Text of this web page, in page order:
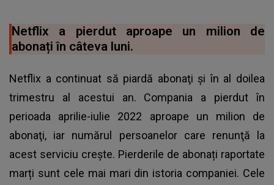
Netflix a pierdut aproape un milion de
abonați în câteva luni.
Netflix a continuat să piardă abonaţi şi în al doilea
trimestru al acestui an. Compania a pierdut în
perioada aprilie-iulie 2022 aproape un milion de
abonaţi, iar numărul persoanelor care renunţă la
acest serviciu crește. Pierderile de abonați raportate
marți sunt cele mai mari din istoria companiei. Cele